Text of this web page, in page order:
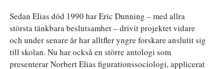
Sedan Elias död 1990 har Eric Dunning – med allra
största tänkbara beslutsamhet – drivit projektet vidare
och under senare år har alltfler yngre forskare anslutit sig
till skolan. Nu har också en större antologi som
presenterar Norbert Elias figurationssociologi, applicerat